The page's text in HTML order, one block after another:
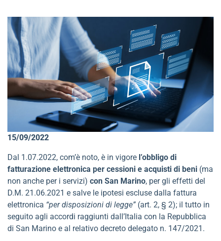
15/09/2022
Dal 1.07.2022, com’è noto, è in vigore l’obbligo di
fatturazione elettronica per cessioni e acquisti di beni (ma
non anche per i servizi) con San Marino, per gli effetti del
D.M. 21.06.2021 e salve le ipotesi escluse dalla fattura
elettronica “per disposizioni di legge” (art. 2, § 2); il tutto in
seguito agli accordi raggiunti dall’Italia con la Repubblica
di San Marino e al relativo decreto delegato n. 147/2021.